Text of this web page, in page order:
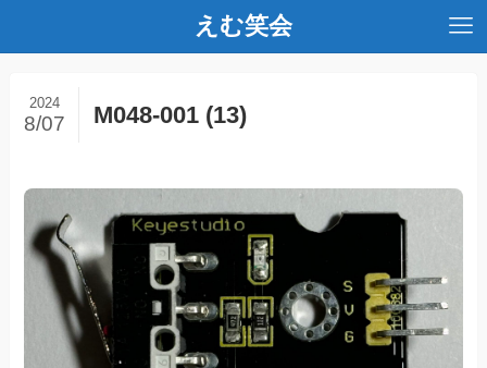
えむ笑会
M048-001 (13)
2024
8/07